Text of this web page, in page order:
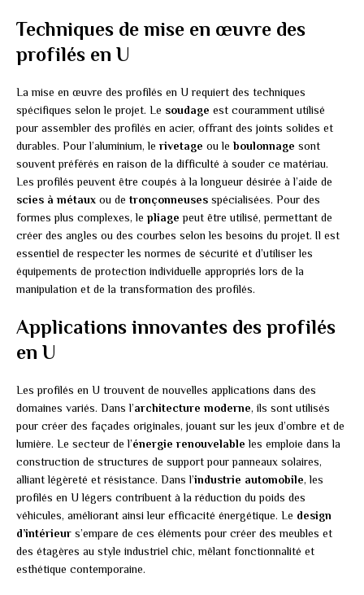
Techniques de mise en œuvre des
profilés en U
La mise en œuvre des profilés en U requiert des techniques
spécifiques selon le projet. Le soudage est couramment utilisé
pour assembler des profilés en acier, offrant des joints solides et
durables. Pour l’aluminium, le rivetage ou leboulonnage sont
souvent préférés en raison de la difficulté à souder ce matériau.
Les profilés peuvent être coupés à la longueur désirée à l’aide de
scies à métaux ou de tronçonneuses spécialisées. Pour des
formes plus complexes, le pliage peut être utilisé, permettant de
créer des angles ou des courbes selon les besoins du projet. Il est
essentiel de respecter les normes de sécurité et d’utiliser les
équipements de protection individuelle appropriés lors de la
manipulation et de la transformation des profilés.
Applications innovantes des profilés
en U
Les profilés en U trouvent de nouvelles applications dans des
domaines variés. Dans l’architecture moderne, ils sont utilisés
pour créer des façades originales, jouant sur les jeux d’ombre et de
lumière. Le secteur de l’énergie renouvelable les emploie dans la
construction de structures de support pour panneaux solaires,
alliant légèreté et résistance. Dans l’industrie automobile, les
profilés en U légers contribuent à la réduction du poids des
véhicules, améliorant ainsi leur efficacité énergétique. Le design
d’intérieur s’empare de ces éléments pour créer des meubles et
des étagères au style industriel chic, mêlant fonctionnalité et
esthétique contemporaine.